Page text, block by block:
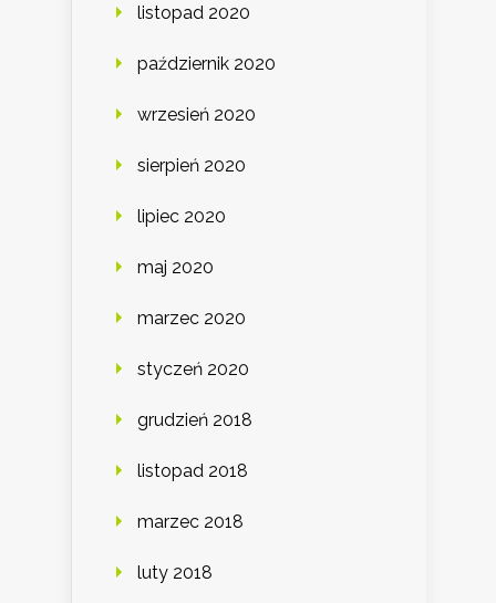
listopad 2020
październik 2020
wrzesień 2020
sierpień 2020
lipiec 2020
maj 2020
marzec 2020
styczeń 2020
grudzień 2018
listopad 2018
marzec 2018
luty 2018